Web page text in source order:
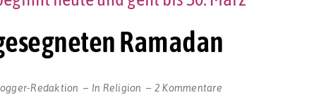
Ramadan
Redaktion In Religion 2 Kommentarezu